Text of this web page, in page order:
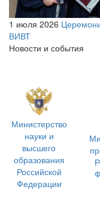
1 июля 2026
ВИВТ
Новости и события
Министерство
науки и
высшего
образования
Российской
Федерации